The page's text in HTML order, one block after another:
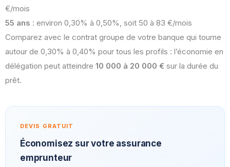
€/mois
55 ans : environ 0,30% à 0,50%, soit 50 à 83 €/mois
Comparez avec le contrat groupe de votre banque qui tourne
autour de 0,30% à 0,40% pour tous les profils : l’économie en
délégation peut atteindre 10 000 à 20 000 € sur la durée du
prêt.
DEVIS GRATUIT
Économisez sur votre assurance
emprunteur